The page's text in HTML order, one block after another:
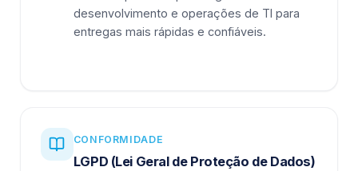
desenvolvimento e operações de TI para
entregas mais rápidas e confiáveis.
CONFORMIDADE
LGPD (Lei Geral de Proteção de Dados)